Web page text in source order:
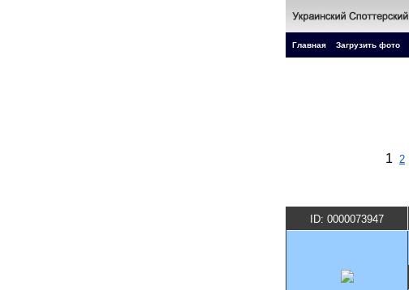
Главная Загрузить фото
1 2
ID: 0000073947